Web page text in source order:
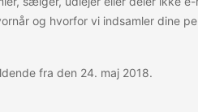
og hvorfor vi indsamler dine
fra den 24. maj 2018.